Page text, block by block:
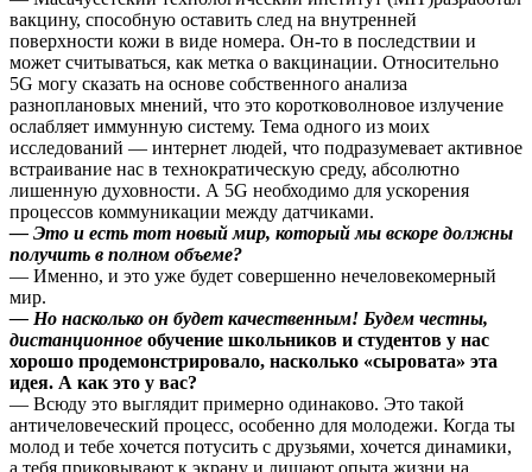
вакцину, способную оставить след на внутренней
поверхности кожи в виде номера. Он-то в последствии и
может считываться, как метка о вакцинации. Относительно
5G могу сказать на основе собственного анализа
разноплановых мнений, что это коротковолновое излучение
ослабляет иммунную систему. Тема одного из моих
исследований — интернет людей, что подразумевает активное
встраивание нас в технократическую среду, абсолютно
лишенную духовности. А 5G необходимо для ускорения
процессов коммуникации между датчиками.
— Это и есть тот новый мир, который мы вскоре должны
получить в полном объеме?
— Именно, и это уже будет совершенно нечеловекомерный
мир.
— Но насколько он будет качественным! Будем честны,
дистанционное обучение школьников и студентов у нас
хорошо продемонстрировало, насколько «сыровата» эта
идея. А как это у вас?
— Всюду это выглядит примерно одинаково. Это такой
античеловеческий процесс, особенно для молодежи. Когда ты
молод и тебе хочется потусить с друзьями, хочется динамики,